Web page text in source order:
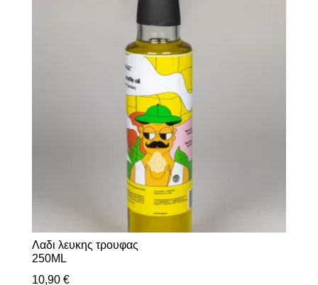
Λαδι λευκης τρουφας
250ML
10,90 €